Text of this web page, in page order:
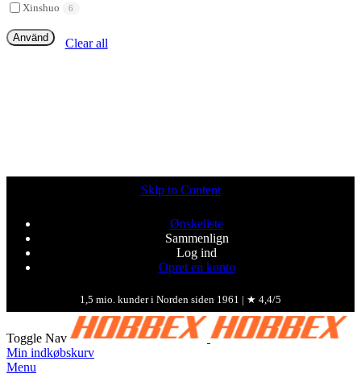
Xinshuo 6
Använd Clear all
Skip to Content
Ønskeliste
Sammenlign
Log ind
Opret en konto
1,5 mio. kunder i Norden siden 1961 | ★ 4,4/5
Toggle Nav
Min indkøbskurv
Menu